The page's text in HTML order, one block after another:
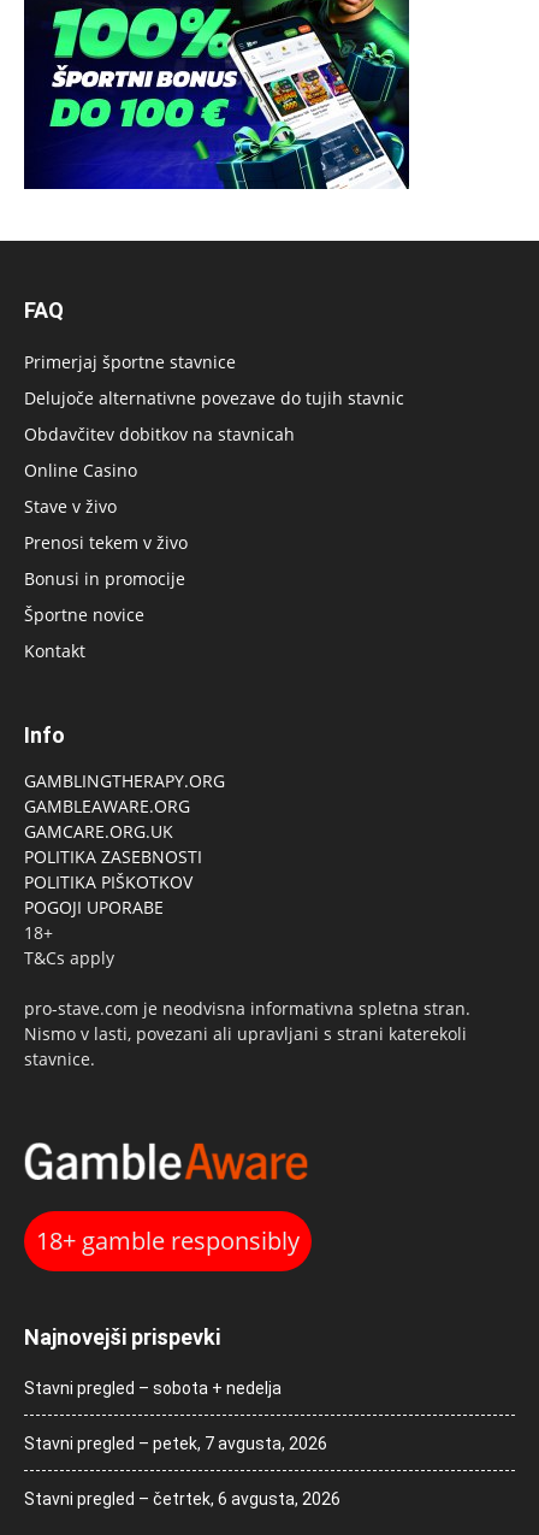
FAQ
Primerjaj športne stavnice
Delujoče alternativne povezave do tujih stavnic
Obdavčitev dobitkov na stavnicah
Online Casino
Stave v živo
Prenosi tekem v živo
Bonusi in promocije
Športne novice
Kontakt
Info
GAMBLINGTHERAPY.ORG
GAMBLEAWARE.ORG
GAMCARE.ORG.UK
POLITIKA ZASEBNOSTI
POLITIKA PIŠKOTKOV
POGOJI UPORABE
18+
T&Cs apply
pro-stave.com je neodvisna informativna spletna stran.
Nismo v lasti, povezani ali upravljani s strani katerekoli
stavnice.
18+ gamble responsibly
Najnovejši prispevki
Stavni pregled – sobota + nedelja
Stavni pregled – petek, 7 avgusta, 2026
Stavni pregled – četrtek, 6 avgusta, 2026